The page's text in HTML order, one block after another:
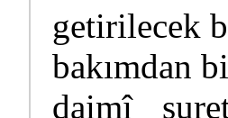
getirilecek
bakımdan
daimî